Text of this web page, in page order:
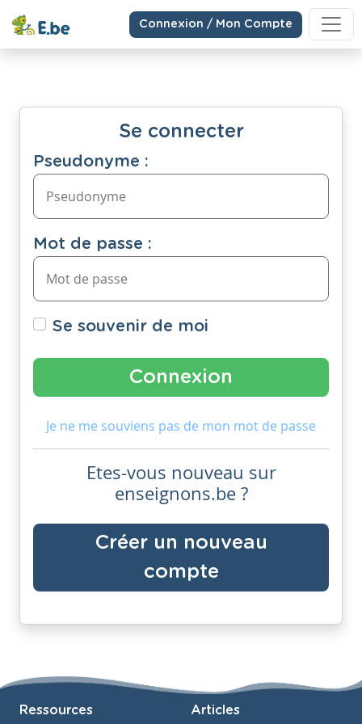
Connexion / Mon Compte
Se connecter
Pseudonyme :
Mot de passe :
Se souvenir de moi
Je ne me souviens pas de mon mot de passe
Etes-vous nouveau sur
enseignons.be ?
Créer un nouveau
compte
Ressources Articles